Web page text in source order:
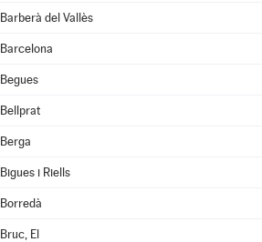
Barberà del Vallès
Barcelona
Begues
Bellprat
Berga
Bigues i Riells
Borredà
Bruc, El